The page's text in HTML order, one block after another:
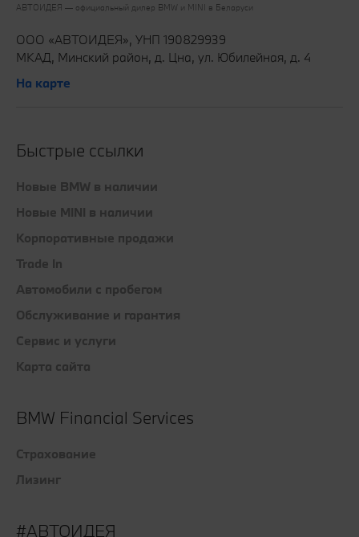
АВТОИДЕЯ — официальный дилер BMW и MINI в Беларуси‎
ООО «АВТОИДЕЯ», УНП 190829939
МКАД, Минский район, д. Цна, ул. Юбилейная, д. 4
На карте
Быстрые ссылки
Новые BMW в наличии
Новые MINI в наличии
Корпоративные продажи
Trade In
Автомобили с пробегом
Обслуживание и гарантия
Сервис и услуги
Карта сайта
BMW Financial Services
Страхование
Лизинг
#АВТОИДЕЯ